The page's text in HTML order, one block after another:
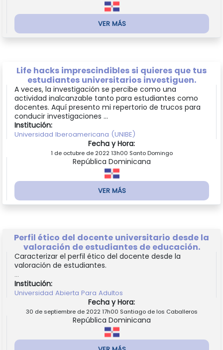
VER MÁS
Life hacks imprescindibles si quieres que tus
estudiantes universitarios investiguen.
A veces, la investigación se percibe como una
actividad inalcanzable tanto para estudiantes como
docentes. Aquí presento mi repertorio de trucos para
conducir investigaciones ...
Institución:
Universidad Iberoamericana (UNIBE)
Fecha y Hora:
1 de octubre de 2022 13h00 Santo Domingo
República Dominicana
VER MÁS
Perfil ético del docente universitario desde la
valoración de estudiantes de educación.
Caracterizar el perfil ético del docente desde la
valoración de estudiantes.
...
Institución:
Universidad Abierta Para Adultos
Fecha y Hora:
30 de septiembre de 2022 17h00 Santiago de los Caballeros
República Dominicana